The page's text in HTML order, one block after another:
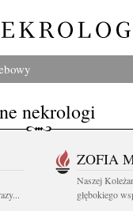
nekrologi
ZOFIA
Naszej
głębokiego